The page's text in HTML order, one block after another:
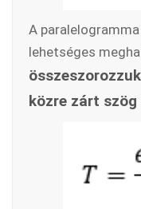
A
lehetséges
közre zárt